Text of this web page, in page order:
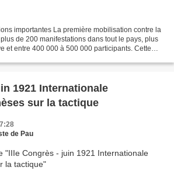
importantes La première mobilisation contre la
de 200 manifestations dans tout le pays, plus
et entre 400 000 à 500 000 participants. Cette
Thèses sur la tactique
de Pau